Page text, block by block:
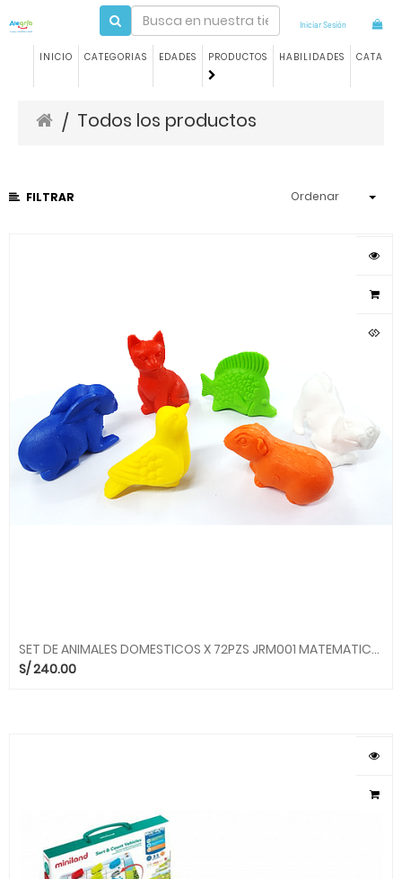
Iniciar Sesión
INICIO CATEGORIAS EDADES PRODUCTOS HABILIDADES
/ Todos los productos
FILTRAR Ordenar
SET DE ANIMALES DOMESTICOS X 72PZS JRM001 MATEMATICAS KIDDYS HOUSE
S/240.00